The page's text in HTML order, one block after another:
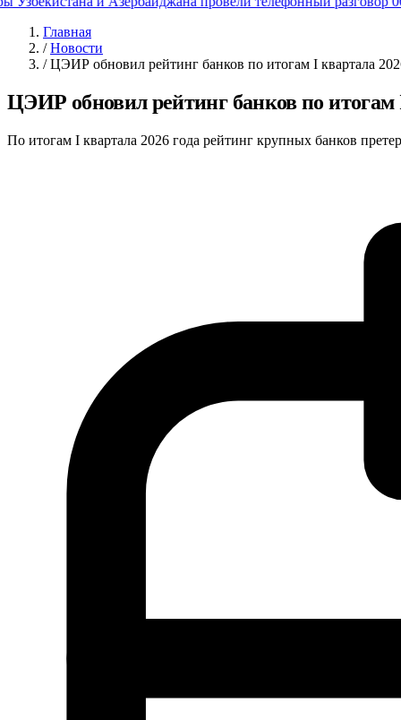
Главная
/ Новости
/ ЦЭИР обновил рейтинг банков по итогам I квартала
ЦЭИР обновил рейтинг банков по итогам
По итогам I квартала 2026 года рейтинг крупных банков